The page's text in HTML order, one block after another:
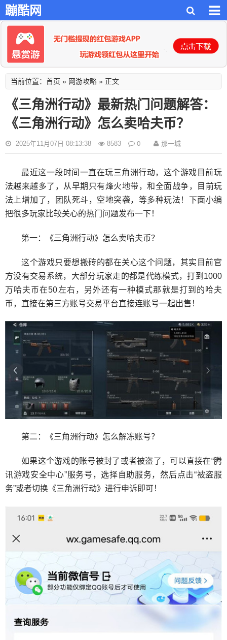
蹦酷网
当前位置： 首页 » 网游攻略 » 正文
《三角洲行动》最新热门问题解答：
《三角洲行动》怎么卖哈夫币？
2025年11月07日 08:13:38 8583 0 那一城
最近这一段时间一直在玩三角洲行动，这个游戏目前玩
法越来越多了，从早期只有烽火地带，和全面战争，目前玩
法上增加了，团队死斗，空地突袭，等多种玩法！下面小编
把很多玩家比较关心的热门问题发布一下！
第一：《三角洲行动》怎么卖哈夫币？
这个游戏只要想搬砖的都在关心这个问题，其实目前官
方没有交易系统，大部分玩家走的都是代练模式，打到1000
万哈夫币在50左右，另外还有一种模式那就是打到的哈夫
币，直接在第三方账号交易平台直接连账号一起出售！
第二：《三角洲行动》怎么解冻账号？
如果这个游戏的账号被封了或者被盗了，可以直接在“腾
讯游戏安全中心”服务号，选择自助服务，然后点击“被盗服
务”或者切换《三角洲行动》进行申诉即可！